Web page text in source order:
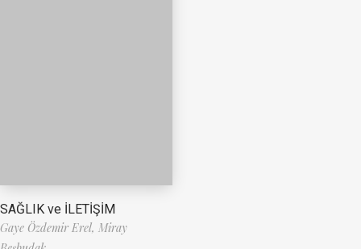
SAĞLIK ve İLETİŞİM
Gaye Özdemir Erel, Miray